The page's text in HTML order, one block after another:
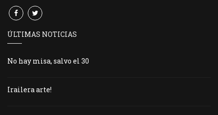
ÚLTIMAS NOTICIAS
No hay misa, salvo el 30
Irailera arte!